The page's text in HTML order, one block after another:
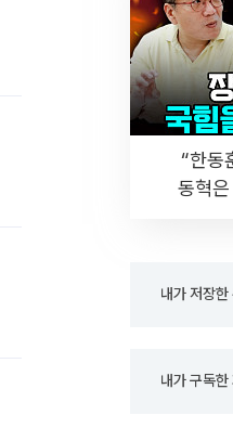
“한동
동혁은
내가 저장한
내가 구독한